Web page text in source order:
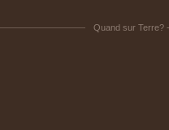
Quand sur Terre?